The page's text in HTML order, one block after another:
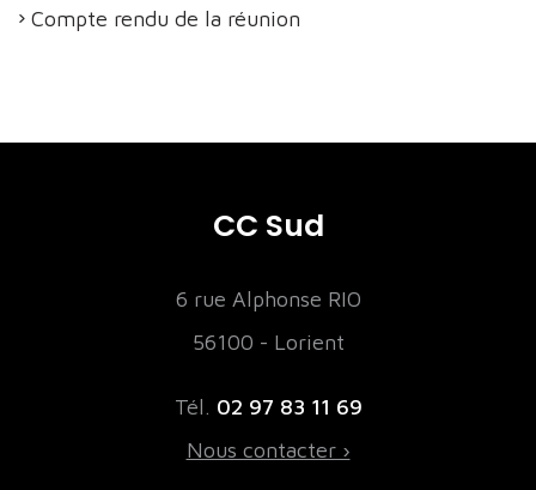
Compte rendu de la réunion
CC Sud
6 rue Alphonse RIO
56100 - Lorient
Tél. 02 97 83 11 69
Nous contacter ›